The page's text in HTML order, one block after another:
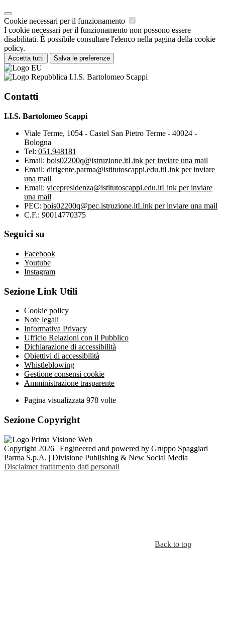
Cookie necessari per il funzionamento
I cookie necessari per il funzionamento non possono essere
disabilitati. È possibile consultare l'elenco nella pagina della cookie
policy.
Accetta tutti Salva le preferenze
I.I.S. Bartolomeo Scappi
Contatti
I.I.S. Bartolomeo Scappi
Viale Terme, 1054 - Castel San Pietro Terme - 40024 -
Bologna
Tel: 051.948181
Email: bois02200q@istruzione.itLink per inviare una mail
Email: dirigente.parma@istitutoscappi.edu.itLink per inviare
una mail
Email: vicepresidenza@istitutoscappi.edu.itLink per inviare
una mail
PEC: bois02200q@pec.istruzione.itLink per inviare una mail
C.F.: 90014770375
Seguici su
Facebook
Youtube
Instagram
Sezione Link Utili
Cookie policy
Note legali
Informativa Privacy
Ufficio Relazioni con il Pubblico
Dichiarazione di accessibilità
Obiettivi di accessibilità
Whistleblowing
Gestione consensi cookie
Amministrazione trasparente
Pagina visualizzata 978 volte
Sezione Copyright
Copyright 2026 | Engineered and powered by Gruppo Spaggiari
Parma S.p.A. | Divisione Publishing & New Social Media
Disclaimer trattamento dati personali
Back to top